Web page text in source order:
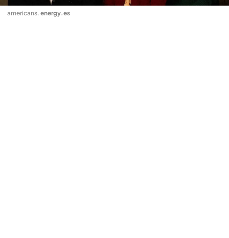
americans. energy.es